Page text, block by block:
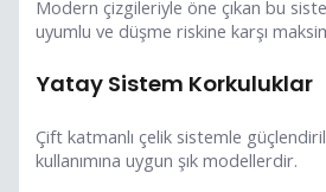
Modern çizgileriyle öne çıkan bu
uyumlu ve düşme riskine karşı
Yatay Sistem Korkuluklar
Çift katmanlı çelik sistemle
kullanımına uygun şık modellerdir.